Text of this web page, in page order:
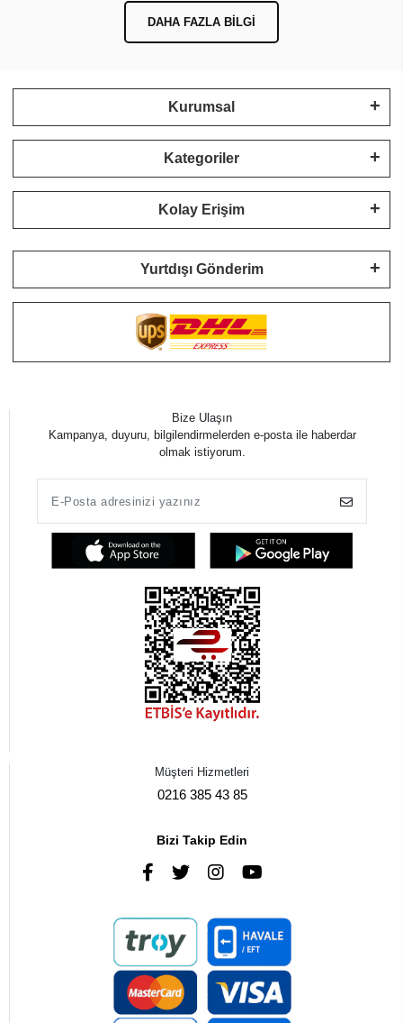
DAHA FAZLA BILGI
Kurumsal
Kategoriler
Kolay Erişim
Yurtdışı Gönderim
Bize Ulaşın
Kampanya, duyuru, bilgilendirmelerden e-posta ile haberdar
olmak istiyorum.
Müşteri Hizmetleri
0216 385 43 85
Bizi Takip Edin